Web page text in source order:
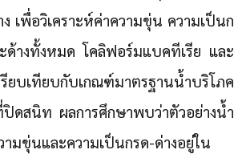
เพื่อวิเคราะห์ค่าความขุ่น ความเป็นก
ด้างทั้งหมด โคลิฟอร์มแบคทีเรีย และ
ยบเทียบกับเกณฑ์มาตรฐานน้ำบริโภค
ดสนิท ผลการศึกษาพบว่าตัวอย่างน้ำ
มขุ่นและความเป็นกรด-ด่างอยู่ใน